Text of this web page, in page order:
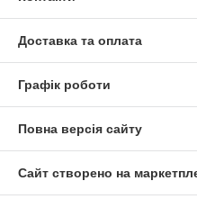
Доставка та оплата
Графік роботи
Повна версія сайту
Сайт створено на